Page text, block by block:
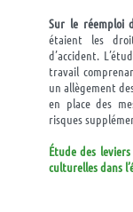
Sur le réemploi
étaient les
d’accident.
travail
un allègement
en place des
risques
Étude des
culturelles dans